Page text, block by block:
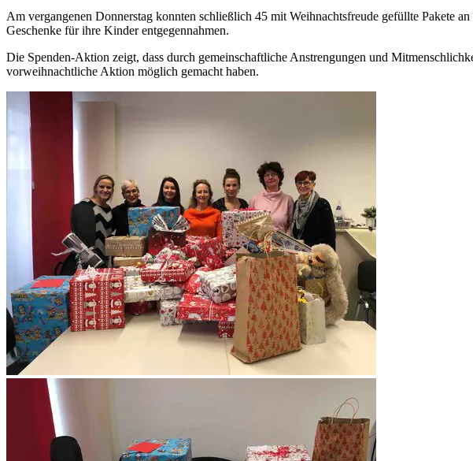
Am vergangenen Donnerstag konnten schließlich 45 mit Weihnachtsfreude gefüllte Pakete
Geschenke für ihre Kinder entgegennahmen.
Die Spenden-Aktion zeigt, dass durch gemeinschaftliche Anstrengungen und
vorweihnachtliche Aktion möglich gemacht haben.